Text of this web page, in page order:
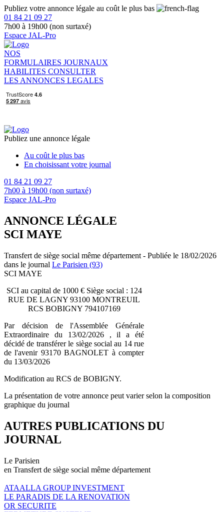
Publiez votre annonce légale au coût le plus bas
01 84 21 09 27
7h00 à 19h00 (non surtaxé)
Espace JAL-Pro
NOS
FORMULAIRES JOURNAUX
HABILITES CONSULTER
LES ANNONCES LEGALES
Publiez une annonce légale
Au coût le plus bas
En choisissant votre journal
01 84 21 09 27
7h00 à 19h00 (non surtaxé)
Espace JAL-Pro
ANNONCE LÉGALE
SCI MAYE
Transfert de siège social même département - Publiée le 18/02/2026
dans le journal Le Parisien (93)
SCI MAYE
SCI au capital de 1000 € Siège social : 124
RUE DE LAGNY 93100 MONTREUIL
RCS BOBIGNY 794107169
Par décision de l'Assemblée Générale
Extraordinaire du 13/02/2026 , il a été
décidé de transférer le siège social au 14 rue
de l'avenir 93170 BAGNOLET à compter
du 13/03/2026
Modification au RCS de BOBIGNY.
La présentation de votre annonce peut varier selon la composition
graphique du journal
AUTRES PUBLICATIONS DU
JOURNAL
Le Parisien
en Transfert de siège social même département
ATAALLA GROUP INVESTMENT
LE PARADIS DE LA RENOVATION
OR SECURITE